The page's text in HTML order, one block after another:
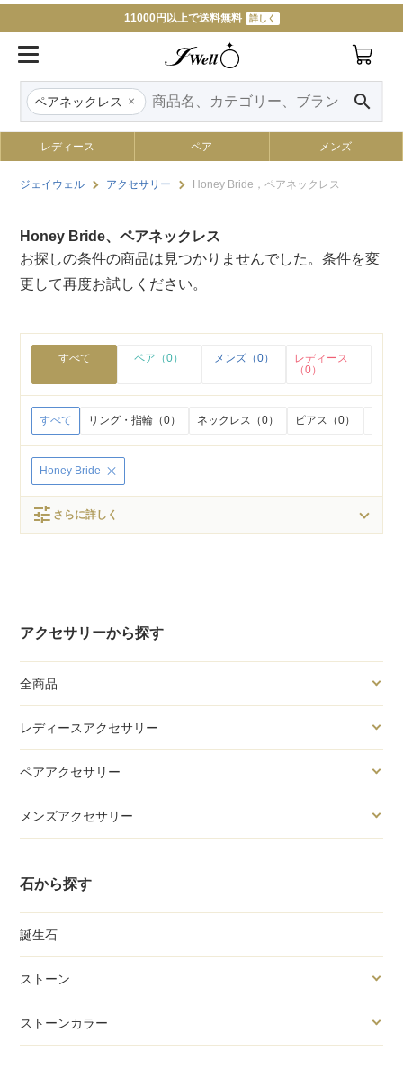
11000円以上で送料無料 詳しく
ペアネックレス × search
レディース ペア メンズ
ジェイウェル アクセサリー Honey Bride，ペアネックレス
アクセサリーから探す
全商品
レディースアクセサリー
ペアアクセサリー
メンズアクセサリー
石から探す
誕生石
ストーン
ストーンカラー
Honey Bride、ペアネックレス
お探しの条件の商品は見つかりませんでした。条件を変
更して再度お試しください。
すべて ペア（0） メンズ（0）
レディース
（0）
すべて リング・指輪（0） ネックレス（0） ピアス（0）
Honey Bride
tune さらに詳しく